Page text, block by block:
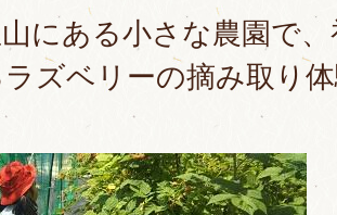
にある小さな農園で
ズベリーの摘み取り